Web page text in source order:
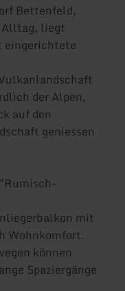
Bettenfeld,
Alltag, liegt
eingerichtete
der Alpen,
auf den
geniessen
mit
Wohnkomfort.
können
Spaziergänge